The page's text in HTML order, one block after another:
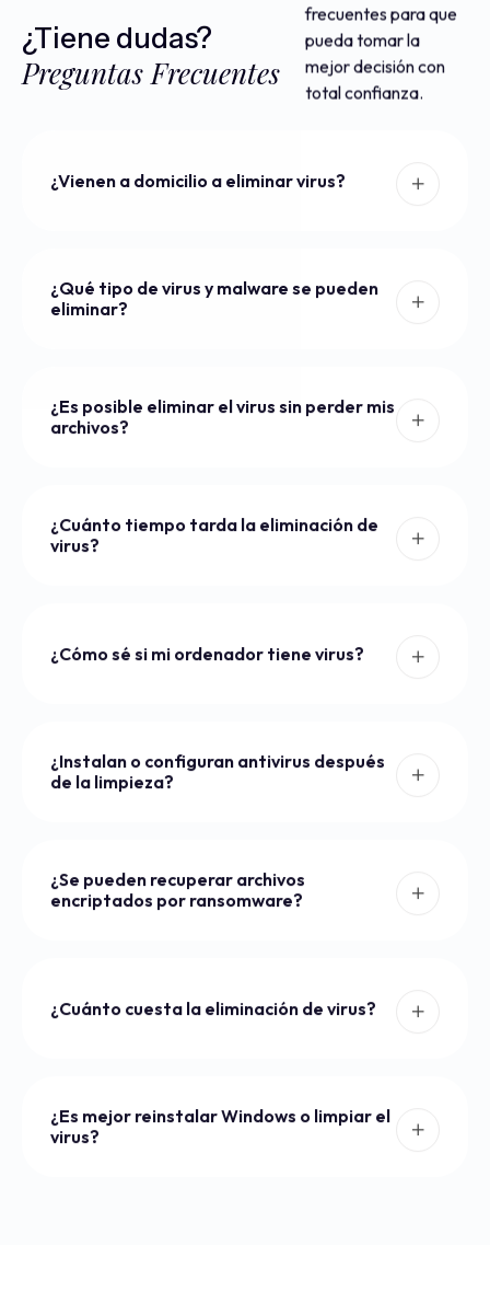
¿Tiene dudas?
Preguntas Frecuentes
frecuentes para que
pueda tomar la
mejor decisión con
total confianza.
¿Vienen a domicilio a eliminar virus?
¿Qué tipo de virus y malware se pueden
eliminar?
¿Es posible eliminar el virus sin perder mis
archivos?
¿Cuánto tiempo tarda la eliminación de
virus?
¿Cómo sé si mi ordenador tiene virus?
¿Instalan o configuran antivirus después
de la limpieza?
¿Se pueden recuperar archivos
encriptados por ransomware?
¿Cuánto cuesta la eliminación de virus?
¿Es mejor reinstalar Windows o limpiar el
virus?